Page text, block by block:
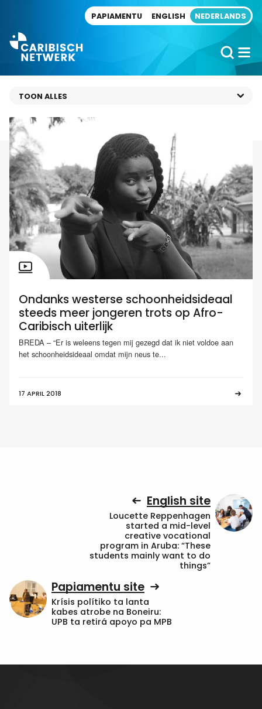
PAPIAMENTU ENGLISH NEDERLANDS
Ondanks westerse schoonheidsideaal
steeds meer jongeren trots op Afro-
Caribisch uiterlijk
BREDA – “Er is weleens tegen mij gezegd dat ik niet voldoe aan
het schoonheidsideaal omdat mijn neus te...
17 APRIL 2018
English site
Loucette Reppenhagen
started a mid-level
creative vocational
program in Aruba: “These
students mainly want to do
things”
Papiamentu site
Krísis polítiko ta lanta
kabes atrobe na Boneiru:
UPB ta retirá apoyo pa MPB